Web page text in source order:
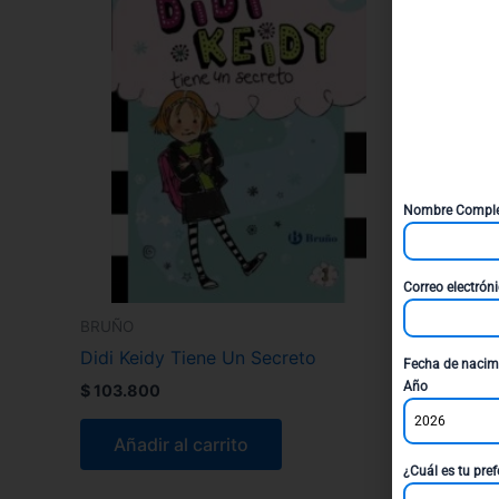
BRUÑO
Didi Keidy Tiene Un Secreto
$ 103.800
Añadir al carrito
Nombre
Correo
Fecha de
Año
2026
¿Cuál es tu